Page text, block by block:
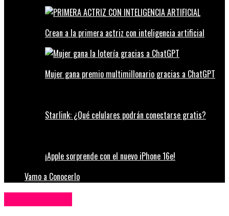
Crean a la primera actriz con inteligencia artificial
Mujer gana premio multimillonario gracias a ChatGPT
Starlink: ¿Qué celulares podrán conectarse gratis?
¡Apple sorprende con el nuevo iPhone 16e!
Vamo a Conocerlo